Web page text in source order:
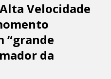
Velocidade
“grande
da